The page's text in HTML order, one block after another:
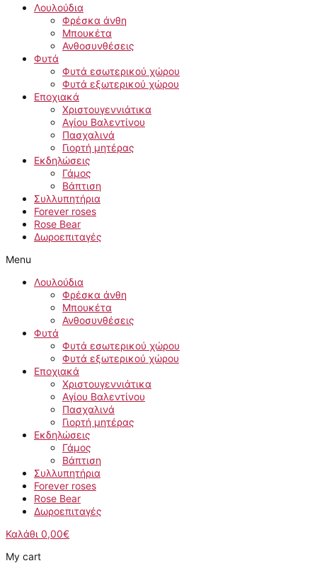
Λουλούδια
Φρέσκα άνθη
Μπουκέτα
Ανθοσυνθέσεις
Φυτά
Φυτά εσωτερικού χώρου
Φυτά εξωτερικού χώρου
Εποχιακά
Χριστουγεννιάτικα
Αγίου Βαλεντίνου
Πασχαλινά
Γιορτή μητέρας
Εκδηλώσεις
Γάμος
Βάπτιση
Συλλυπητήρια
Forever roses
Rose Bear
Δωροεπιταγές
Menu
Λουλούδια
Φρέσκα άνθη
Μπουκέτα
Ανθοσυνθέσεις
Φυτά
Φυτά εσωτερικού χώρου
Φυτά εξωτερικού χώρου
Εποχιακά
Χριστουγεννιάτικα
Αγίου Βαλεντίνου
Πασχαλινά
Γιορτή μητέρας
Εκδηλώσεις
Γάμος
Βάπτιση
Συλλυπητήρια
Forever roses
Rose Bear
Δωροεπιταγές
Καλάθι 0,00€
My cart